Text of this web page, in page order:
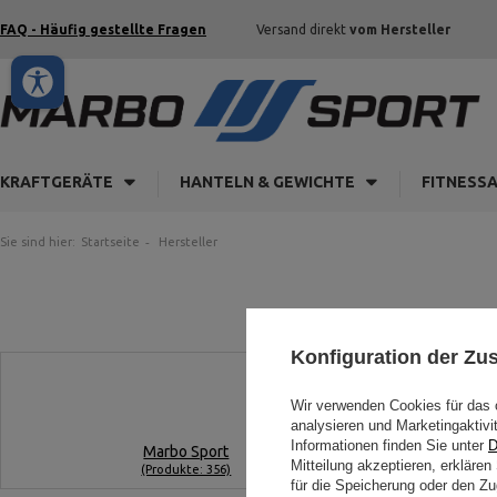
FAQ - Häufig gestellte Fragen Versand direkt vom Hersteller
KRAFTGERÄTE HANTELN & GEWICHTE
Sie sind hier: Startseite Hersteller
Marbo Sport
(Produkte: 356)
Konfiguration der
Wir verwenden Cookies für
analysieren und
Informationen finden Sie unter
Mitteilung akzeptieren,
für die Speicherung oder den